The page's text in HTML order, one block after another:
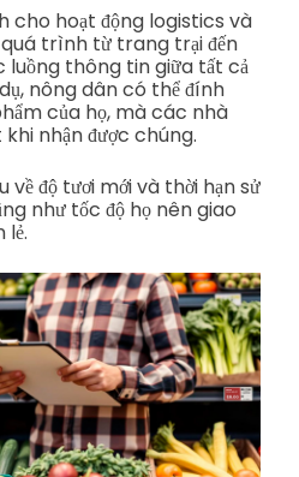
cho hoạt động logistics và
trình từ trang trại đến
luồng thông tin giữa tất cả
nông dân có thể đính
của họ, mà các nhà
nhận được chúng.
về độ tươi mới và thời hạn sử
như tốc độ họ nên giao
lẻ.